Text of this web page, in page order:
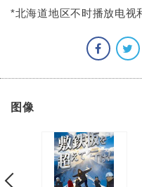
*北海道地区不时播放电视
图像